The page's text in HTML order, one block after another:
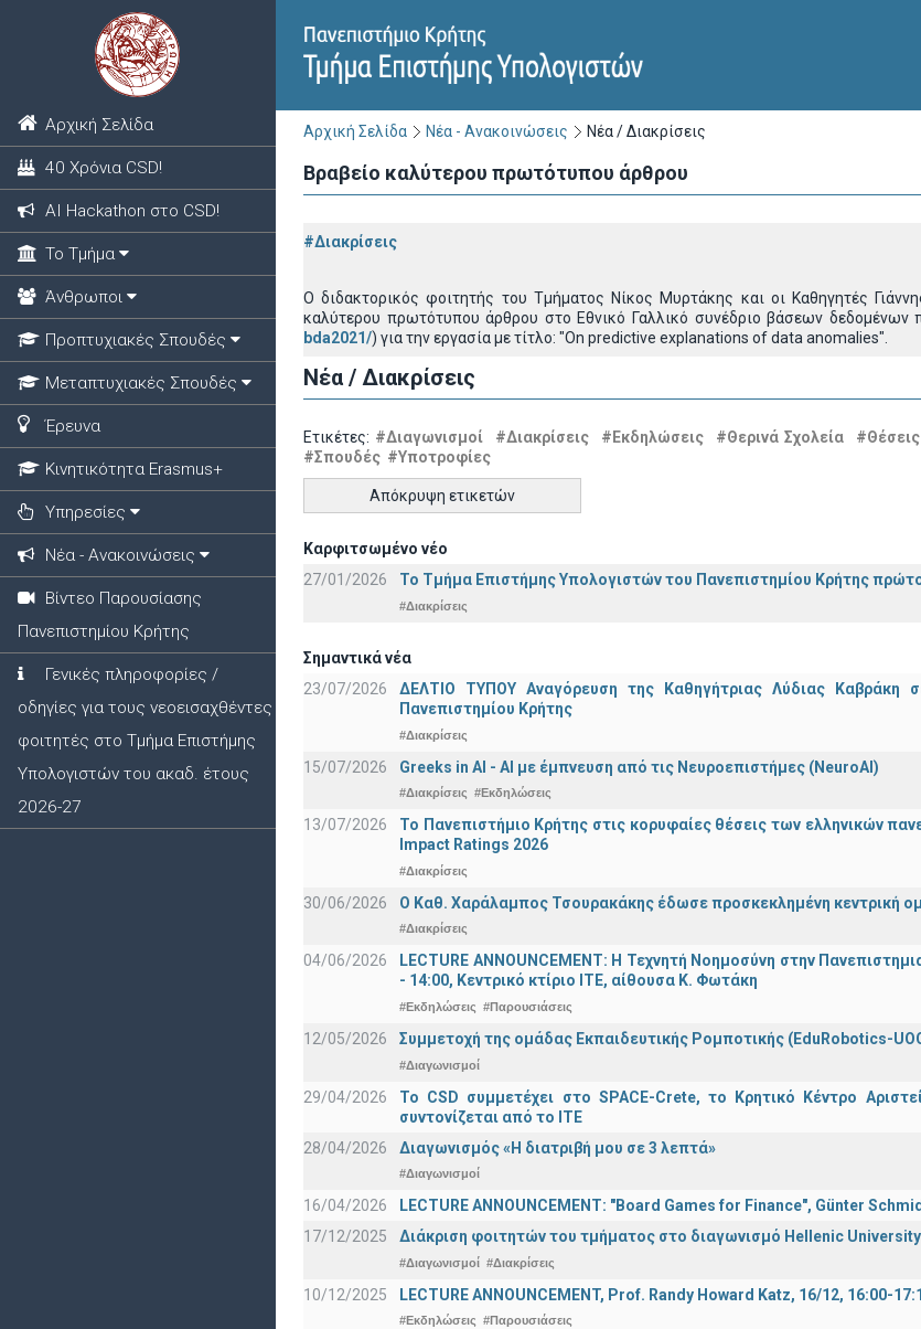
Αρχική Σελίδα
40 Χρόνια CSD!
ΑΙ Hackathon στο CSD!
Το Τμήμα
Άνθρωποι
Προπτυχιακές Σπουδές
Μεταπτυχιακές Σπουδές
Έρευνα
Κινητικότητα Erasmus+
Υπηρεσίες
Νέα - Ανακοινώσεις
Βίντεο Παρουσίασης
Πανεπιστημίου Κρήτης
Γενικές πληροφορίες /
οδηγίες για τους νεοεισαχθέντες
φοιτητές στο Τμήμα Επιστήμης
Υπολογιστών του ακαδ. έτους
2026-27
Αρχική Σελίδα Νέα - Ανακοινώσεις Νέα / Διακρίσεις
Bραβείο καλύτερου πρωτότυπου άρθρου
#Διακρίσεις
O διδακτορικός φοιτητής του Τμήματος Νίκος Μυρτάκης και οι Καθηγητές
καλύτερου πρωτότυπου άρθρου στο Εθνικό Γαλλικό συνέδριο βάσεων δεδομένων
bda2021/) για την εργασία με τίτλο: "On predictive explanations of data anomalies".
Νέα / Διακρίσεις
Ετικέτες: #Διαγωνισμοί #Διακρίσεις #Εκδηλώσεις #Θερινά Σχολεία
#Σπουδές #Υποτροφίες
Απόκρυψη ετικετών
Καρφιτσωμένο νέο
27/01/2026
Το Τμήμα Επιστήμης Υπολογιστών του Πανεπιστημίου Κρήτης
#Διακρίσεις
Σημαντικά νέα
23/07/2026
ΔΕΛΤΙΟ ΤΥΠΟΥ Αναγόρευση της Καθηγήτριας Λύδιας Καβράκη
Πανεπιστημίου Κρήτης
#Διακρίσεις
15/07/2026 Greeks in AI - ΑΙ με έμπνευση από τις Νευροεπιστήμες (NeuroAI)
#Διακρίσεις #Εκδηλώσεις
13/07/2026
Το Πανεπιστήμιο Κρήτης στις κορυφαίες θέσεις των ελληνικών
Impact Ratings 2026
#Διακρίσεις
30/06/2026 Ο Καθ. Χαράλαμπος Τσουρακάκης έδωσε προσκεκλημένη κεντρική
#Διακρίσεις
04/06/2026
LECTURE ANNOUNCEMENT: Η Τεχνητή Νοημοσύνη στην
- 14:00, Κεντρικό κτίριο ΙΤΕ, αίθουσα Κ. Φωτάκη
#Εκδηλώσεις #Παρουσιάσεις
12/05/2026 Συμμετοχή της ομάδας Εκπαιδευτικής Ρομποτικής (EduRobotics-
#Διαγωνισμοί
29/04/2026
Το CSD συμμετέχει στο SPACE-Crete, το Κρητικό Κέντρο
συντονίζεται από το ΙΤΕ
28/04/2026
Διαγωνισμός «Η διατριβή μου σε 3 λεπτά»
#Διαγωνισμοί
16/04/2026
LECTURE ANNOUNCEMENT: "Board Games for Finance", Günter
17/12/2025
Διάκριση φοιτητών του τμήματος στο διαγωνισμό Hellenic
#Διαγωνισμοί #Διακρίσεις
10/12/2025 LECTURE ANNOUNCEMENT, Prof. Randy Howard Katz, 16/12, 16:00-
#Εκδηλώσεις #Παρουσιάσεις